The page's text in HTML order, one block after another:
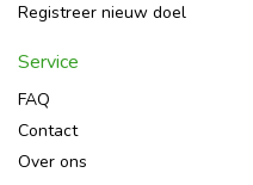
Registreer nieuw doel
Service
FAQ
Contact
Over ons